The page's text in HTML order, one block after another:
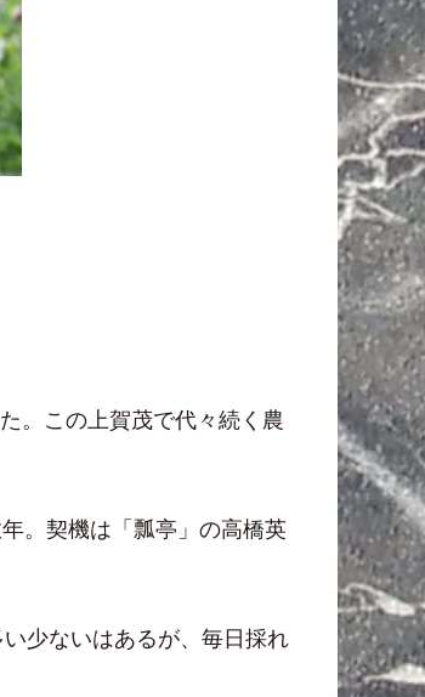
。この上賀茂で代々続く農
。契機は「瓢亭」の高橋英
少ないはあるが、毎日採れ